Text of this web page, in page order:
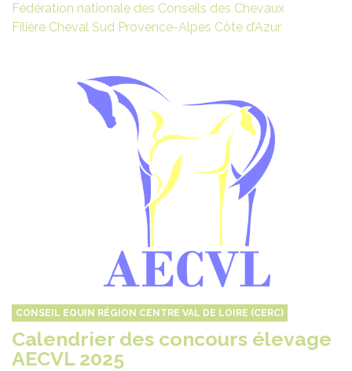
Fédération nationale des Conseils des Chevaux
Filière Cheval Sud Provence-Alpes Côte d’Azur
CONSEIL EQUIN RÉGION CENTRE VAL DE LOIRE (CERC)
Calendrier des concours élevage
AECVL 2025